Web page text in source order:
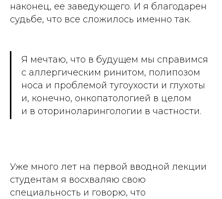
наконец, ее заведующего. И я благодарен
судьбе, что все сложилось именно так.
Я мечтаю, что в будущем мы справимся
с аллергическим ринитом, полипозом
носа и проблемой тугоухости и глухоты
и, конечно, онкопатологией в целом
и в оториноларингологии в частности.
Уже много лет на первой вводной лекции
студентам я восхваляю свою
специальность и говорю, что